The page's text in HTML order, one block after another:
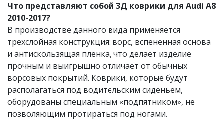
Что представляют собой 3Д коврики для Audi A8
2010-2017?
В производстве данного вида применяется
трехслойная конструкция: ворс, вспененная основа
и антискользящая пленка, что делает изделие
прочным и выигрышно отличает от обычных
ворсовых покрытий. Коврики, которые будут
располагаться под водительским сиденьем,
оборудованы специальным «подпятником», не
позволяющим протираться под ногами.